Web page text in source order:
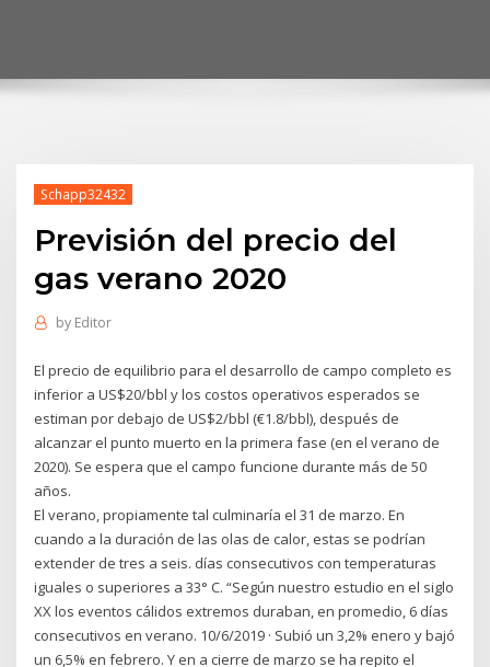
Schapp32432
Previsión del precio del
gas verano 2020
by Editor
El precio de equilibrio para el desarrollo de campo completo es
inferior a US$20/bbl y los costos operativos esperados se
estiman por debajo de US$2/bbl (€1.8/bbl), después de
alcanzar el punto muerto en la primera fase (en el verano de
2020). Se espera que el campo funcione durante más de 50
años.
El verano, propiamente tal culminaría el 31 de marzo. En
cuando a la duración de las olas de calor, estas se podrían
extender de tres a seis. días consecutivos con temperaturas
iguales o superiores a 33° C. “Según nuestro estudio en el siglo
XX los eventos cálidos extremos duraban, en promedio, 6 días
consecutivos en verano. 10/6/2019 · Subió un 3,2% enero y bajó
un 6,5% en febrero. Y en a cierre de marzo se ha repito el